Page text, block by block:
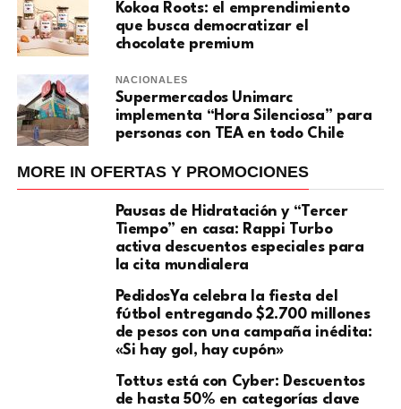
Kokoa Roots: el emprendimiento
que busca democratizar el
chocolate premium
NACIONALES
Supermercados Unimarc
implementa “Hora Silenciosa” para
personas con TEA en todo Chile
MORE IN OFERTAS Y PROMOCIONES
Pausas de Hidratación y “Tercer
Tiempo” en casa: Rappi Turbo
activa descuentos especiales para
la cita mundialera
PedidosYa celebra la fiesta del
fútbol entregando $2.700 millones
de pesos con una campaña inédita:
«Si hay gol, hay cupón»
Tottus está con Cyber: Descuentos
de hasta 50% en categorías clave